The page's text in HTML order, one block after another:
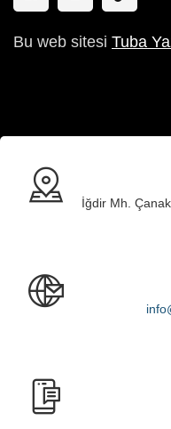
Bu web sitesi Tuba
İğdir Mh.